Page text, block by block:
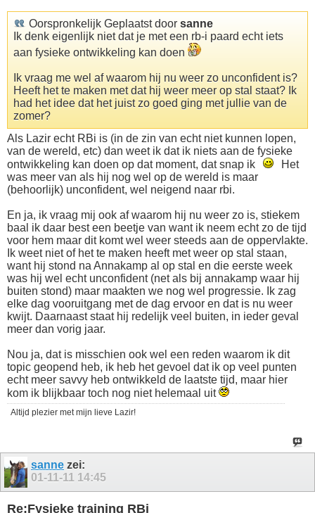
Oorspronkelijk Geplaatst door sanne
Ik denk eigenlijk niet dat je met een rb-i paard echt iets
aan fysieke ontwikkeling kan doen
Ik vraag me wel af waarom hij nu weer zo unconfident is?
Heeft het te maken met dat hij weer meer op stal staat? Ik
had het idee dat het juist zo goed ging met jullie van de
zomer?
Als Lazir echt RBi is (in de zin van echt niet kunnen lopen,
van de wereld, etc) dan weet ik dat ik niets aan de fysieke
ontwikkeling kan doen op dat moment, dat snap ik
Het
was meer van als hij nog wel op de wereld is maar
(behoorlijk) unconfident, wel neigend naar rbi.
En ja, ik vraag mij ook af waarom hij nu weer zo is, stiekem
baal ik daar best een beetje van want ik neem echt zo de tijd
voor hem maar dit komt wel weer steeds aan de oppervlakte.
Ik weet niet of het te maken heeft met weer op stal staan,
want hij stond na Annakamp al op stal en die eerste week
was hij wel echt unconfident (net als bij annakamp waar hij
buiten stond) maar maakten we nog wel progressie. Ik zag
elke dag vooruitgang met de dag ervoor en dat is nu weer
kwijt. Daarnaast staat hij redelijk veel buiten, in ieder geval
meer dan vorig jaar.
Nou ja, dat is misschien ook wel een reden waarom ik dit
topic geopend heb, ik heb het gevoel dat ik op veel punten
echt meer savvy heb ontwikkeld de laatste tijd, maar hier
kom ik blijkbaar toch nog niet helemaal uit
Altijd plezier met mijn lieve Lazir!
sanne zei:
01-11-11 14:45
Re:Fysieke training RBi